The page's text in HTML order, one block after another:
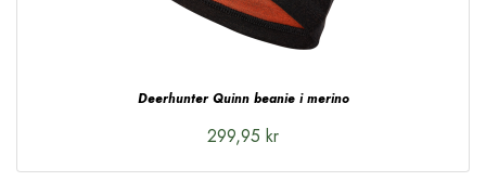
Deerhunter Quinn beanie i merino
299,95 kr